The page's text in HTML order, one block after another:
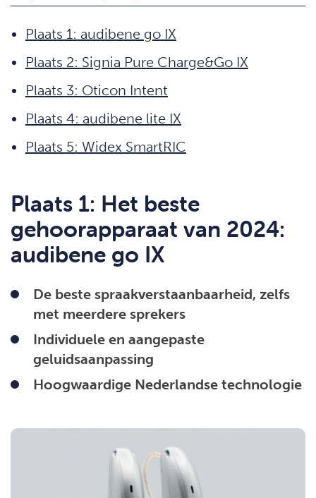
Plaats 1: audibene go IX
Plaats 2: Signia Pure Charge&Go IX
Plaats 3: Oticon Intent
Plaats 4: audibene lite IX
Plaats 5: Widex SmartRIC
Plaats 1: Het beste
gehoorapparaat van 2024:
audibene go IX
De beste spraakverstaanbaarheid, zelfs
met meerdere sprekers
Individuele en aangepaste
geluidsaanpassing
Hoogwaardige Nederlandse technologie